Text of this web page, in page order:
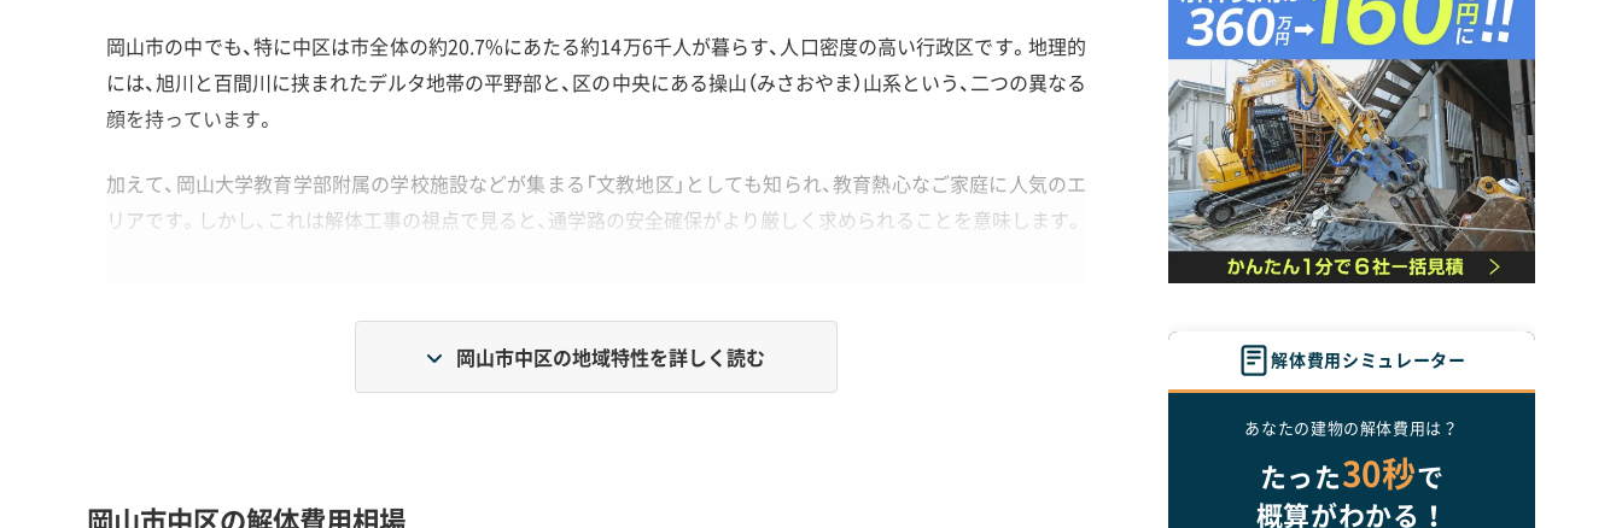
岡山市の中でも、特に中区は市全体の約20.7%にあたる約14万6千人が暮らす、人口密度の高い行政区です。地理的
には、旭川と百間川に挟まれたデルタ地帯の平野部と、区の中央にある操山（みさおやま）山系という、二つの異なる
顔を持っています。
加えて、岡山大学教育学部附属の学校施設などが集まる「文教地区」としても知られ、教育熱心なご家庭に人気のエ
リアです。しかし、これは解体工事の視点で見ると、通学路の安全確保がより厳しく求められることを意味します。
地形・道路事情と解体費用の傾向
岡山市中区の地域特性を詳しく読む
岡山市中区の解体費用相場
解体費用シミュレーター
あなたの建物の解体費用は？
たった30秒で
概算がわかる！